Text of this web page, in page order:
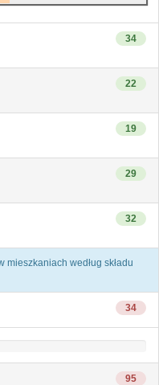
34
22
19
29
32
według składu
34
95